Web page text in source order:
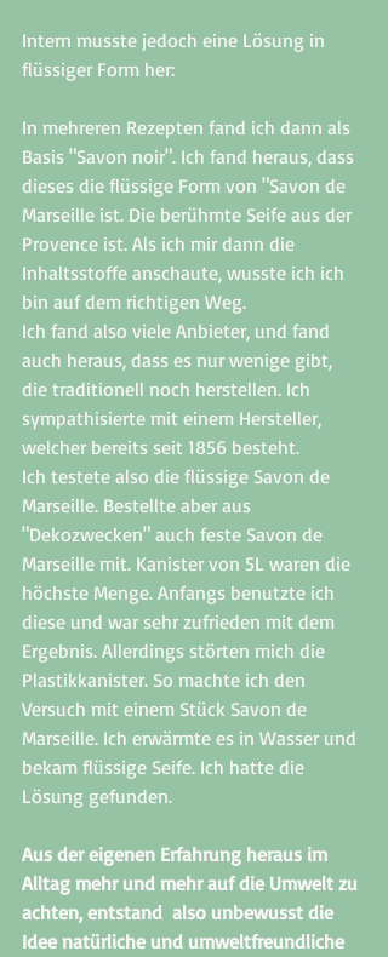
Intern musste jedoch eine Lösung in
flüssiger Form her:
In mehreren Rezepten fand ich dann als
Basis "Savon noir". Ich fand heraus, dass
dieses die flüssige Form von "Savon de
Marseille ist. Die berühmte Seife aus der
Provence ist. Als ich mir dann die
Inhaltsstoffe anschaute, wusste ich ich
bin auf dem richtigen Weg.
Ich fand also viele Anbieter, und fand
auch heraus, dass es nur wenige gibt,
die traditionell noch herstellen. Ich
sympathisierte mit einem Hersteller,
welcher bereits seit 1856 besteht.
Ich testete also die flüssige Savon de
Marseille. Bestellte aber aus
"Dekozwecken" auch feste Savon de
Marseille mit. Kanister von 5L waren die
höchste Menge. Anfangs benutzte ich
diese und war sehr zufrieden mit dem
Ergebnis. Allerdings störten mich die
Plastikkanister. So machte ich den
Versuch mit einem Stück Savon de
Marseille. Ich erwärmte es in Wasser und
bekam flüssige Seife. Ich hatte die
Lösung gefunden.
Aus der eigenen Erfahrung heraus im
Alltag mehr und mehr auf die Umwelt zu
achten, entstand  also unbewusst die
Idee natürliche und umweltfreundliche